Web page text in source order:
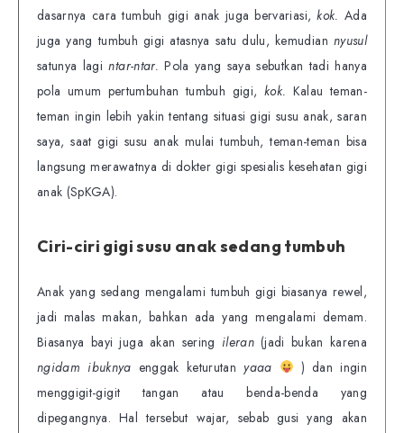
dasarnya cara tumbuh gigi anak juga bervariasi,kok. Ada
juga yang tumbuh gigi atasnya satu dulu, kemudian nyusul
satunya lagintar-ntar.Pola yang saya sebutkan tadi hanya
pola umum pertumbuhan tumbuh gigi, kok. Kalau teman-
teman ingin lebih yakin tentang situasi gigi susu anak, saran
saya, saat gigi susu anak mulai tumbuh, teman-teman bisa
langsung merawatnya di dokter gigi spesialis kesehatan gigi
anak (SpKGA).
Ciri-ciri gigi susu anak sedang tumbuh
Anak yang sedang mengalami tumbuh gigi biasanya rewel,
jadi malas makan, bahkan ada yang mengalami demam.
Biasanya bayi juga akan sering ileran(jadi bukan karena
ngidam ibuknya enggak keturutanyaaa
) dan ingin
menggigit-gigit tangan atau benda-benda yang
dipegangnya. Hal tersebut wajar, sebab gusi yang akan